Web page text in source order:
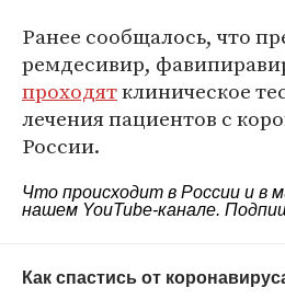
Ранее сообщалось, что
ремдесивир,
проходятклиническое
лечения пациентов с
России.
Что происходит в России и в
нашем YouTube-канале.
Как спастись от